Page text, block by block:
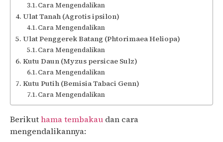
Cara Mengendalikan
Ulat Tanah (Agrotis ipsilon)
Cara Mengendalikan
Ulat Penggerek Batang (Phtorimaea Heliopa)
Cara Mengendalikan
Kutu Daun (Myzus persicae Sulz)
Cara Mengendalikan
Kutu Putih (Bemisia Tabaci Genn)
Cara Mengendalikan
Berikuthama tembakau dan cara
mengendalikannya: